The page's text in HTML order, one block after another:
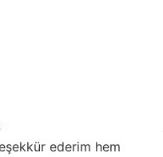
ederim hem